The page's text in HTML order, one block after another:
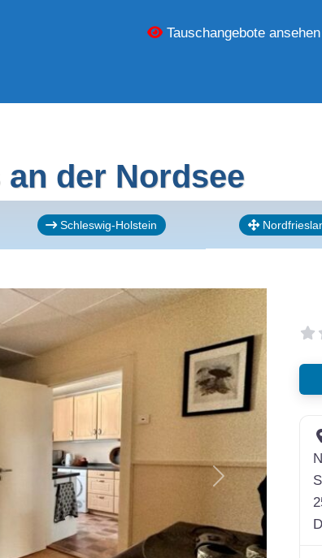
Tauschangebote ansehen
der Nordsee
Schleswig-Holstein
Nächstes